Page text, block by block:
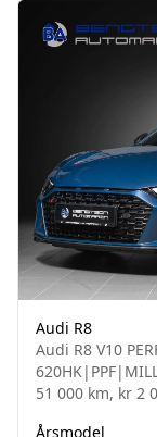
Audi R8
Audi R8 V10
51 000 km, kr 2
Årsmodel